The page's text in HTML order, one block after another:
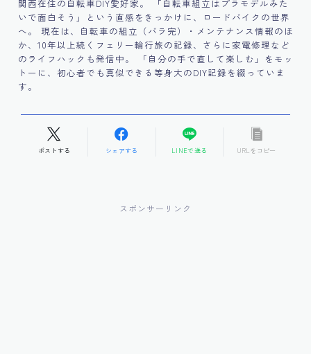
関西在住の自転車DIY愛好家。 「自転車組立はプラモデルみた
いで面白そう」という直感をきっかけに、ロードバイクの世界
へ。 現在は、自転車の組立（バラ完）・メンテナンス情報のほ
か、10年以上続くフェリー輪行旅の記録、さらに家電修理など
のライフハックも発信中。 「自分の手で直して楽しむ」をモッ
トーに、初心者でも真似できる等身大のDIY記録を綴っていま
す。
ポストする シェアする LINEで送る URLをコピー
スポンサーリンク